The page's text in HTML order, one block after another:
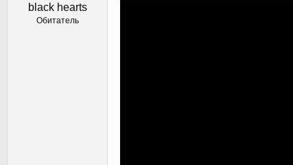
black hearts
Обитатель